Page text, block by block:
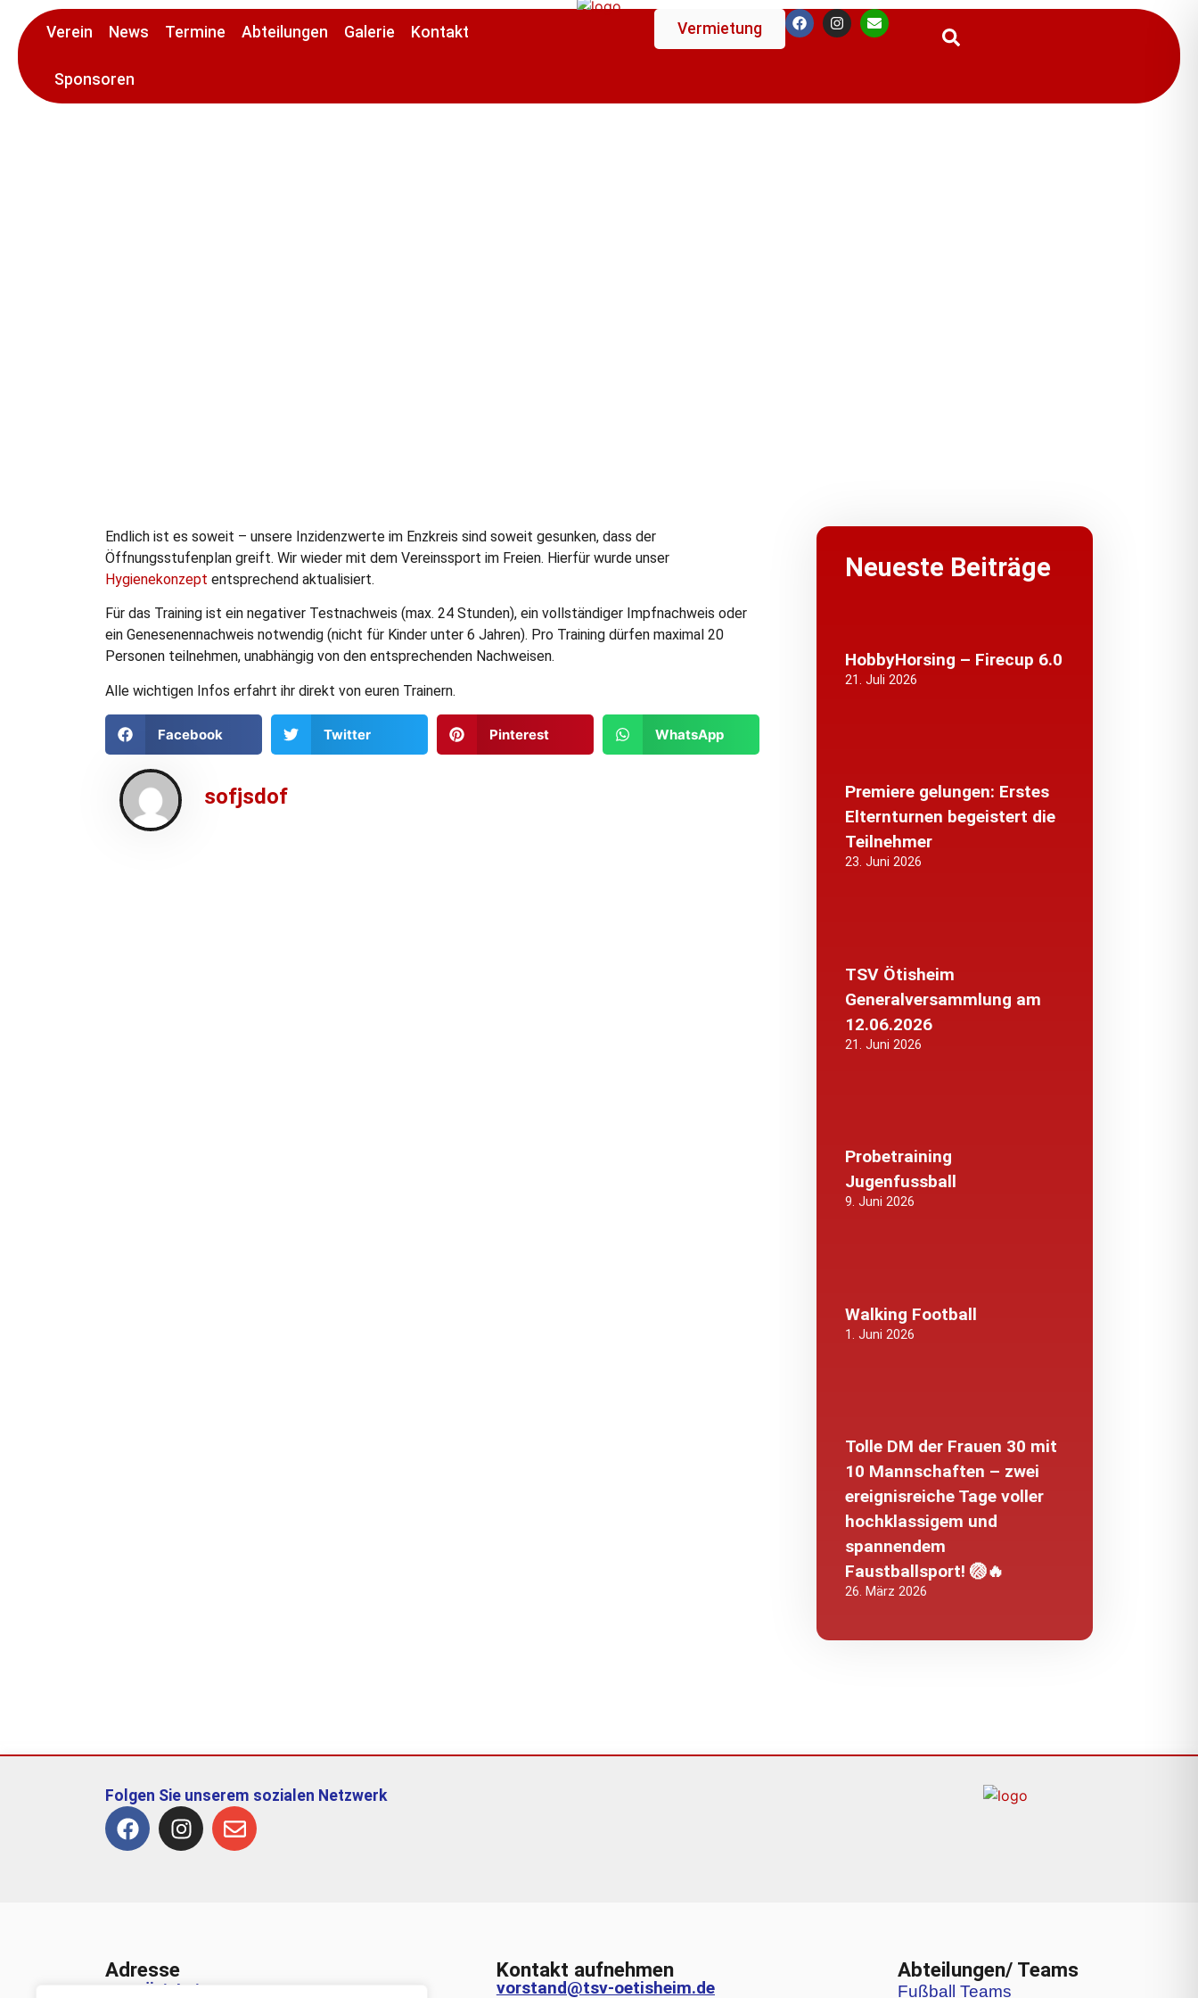
Verein News Termine Abteilungen Galerie Kontakt
Sponsoren
Suchen
Vermietung
Endlich ist es soweit – unsere Inzidenzwerte im Enzkreis sind soweit gesunken, dass der
Öffnungsstufenplan greift. Wir wieder mit dem Vereinssport im Freien. Hierfür wurde unser
Hygienekonzept entsprechend aktualisiert.
Für das Training ist ein negativer Testnachweis (max. 24 Stunden), ein vollständiger Impfnachweis oder
ein Genesenennachweis notwendig (nicht für Kinder unter 6 Jahren). Pro Training dürfen maximal 20
Personen teilnehmen, unabhängig von den entsprechenden Nachweisen.
Alle wichtigen Infos erfahrt ihr direkt von euren Trainern.
Facebook Twitter Pinterest WhatsApp
sofjsdof
Neueste Beiträge
HobbyHorsing – Firecup 6.0
21. Juli 2026
Premiere gelungen: Erstes
Elternturnen begeistert die
Teilnehmer
23. Juni 2026
TSV Ötisheim
Generalversammlung am
12.06.2026
21. Juni 2026
Probetraining
Jugenfussball
9. Juni 2026
Walking Football
1. Juni 2026
Tolle DM der Frauen 30 mit
10 Mannschaften – zwei
ereignisreiche Tage voller
hochklassigem und
spannendem
Faustballsport! 🏐🔥
26. März 2026
Folgen Sie unserem sozialen Netzwerk
Adresse
TSV Ötisheim
Kontakt aufnehmen
vorstand@tsv-oetisheim.de
Abteilungen/ Teams
Fußball Teams